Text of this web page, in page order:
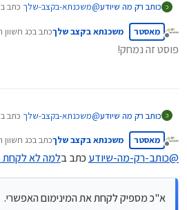
כ כותב רק מה שיודע@משכנתא-בקצב-שלך כתב ב
[למי שיש אופציה כזו]
הלאה עד ל-40% הנחה]
מנותק
מאסטר משכנתא בקצב שלךכתב בכג חשוון
נערך לאחרונה
פוסט זה נמחק!
כ כותב רק מה שיודע@משכנתא-בקצב-שלך כתב ב
מה שכן מומלץ זה לשלב
[למי שיש אופציה כזו]
העמלות היוון שיהיה
מנותק
מאסטר משכנתא בקצב שלךכתב בכג חשוון
נערך לאחרונה
@כותב-רק-מה-שיודעכתב בלמה לא לקחת
א"כ מספיק לקחת את המינימום האפשרי.